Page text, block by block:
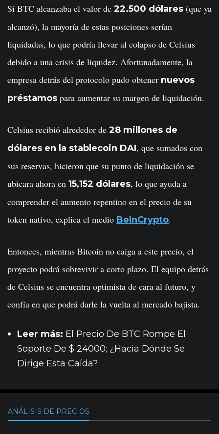
Si BTC alcanzaba el valor de 22.500 dólares (que ya
alcanzó), la mayoría de estas posiciones serían
liquidadas, lo que podría llevar al colapso de Celsius
debido a una crisis de liquidez. Afortunadamente, la
empresa detrás del protocolo pudo obtener nuevos
préstamos para aumentar su margen de liquidación.
Celsius recibió alrededor de 28 millones de
dólares en la stablecoin DAI, que sumados con
sus reservas, hicieron que su punto de liquidación se
ubicara ahora en 15,152 dólares, lo que ayuda a
comprender el aumento repentino en el precio de su
token nativo, explica el medio BeInCrypto.
Entonces, mientras Bitcoin no caiga a este precio, el
proyecto podrá sobrevivir a corto plazo. El equipo detrás
de Celsius se encuentra optimista de cara al futuro, y
confía en que podrá darle la vuelta al mercado bajista.
Leer más: El Precio De BTC Rompe El
Soporte De $ 24000; ¿Hacia Dónde Se
Dirige Esta Caída?
ANÁLISIS DE PRECIOS